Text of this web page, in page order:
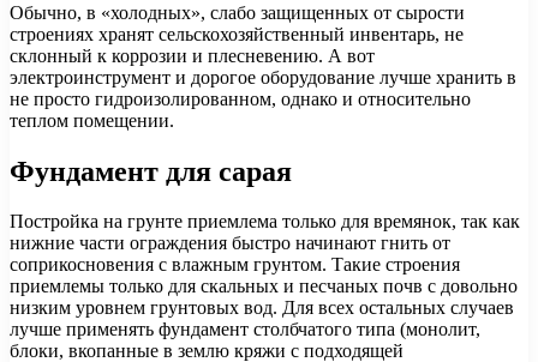
Обычно, в «холодных», слабо защищенных от сырости
строениях хранят сельскохозяйственный инвентарь, не
склонный к коррозии и плесневению. А вот
электроинструмент и дорогое оборудование лучше хранить в
не просто гидроизолированном, однако и относительно
теплом помещении.
Фундамент для сарая
Постройка на грунте приемлема только для времянок, так как
нижние части ограждения быстро начинают гнить от
соприкосновения с влажным грунтом. Такие строения
приемлемы только для скальных и песчаных почв с довольно
низким уровнем грунтовых вод. Для всех остальных случаев
лучше применять фундамент столбчатого типа (монолит,
блоки, вкопанные в землю кряжи с подходящей